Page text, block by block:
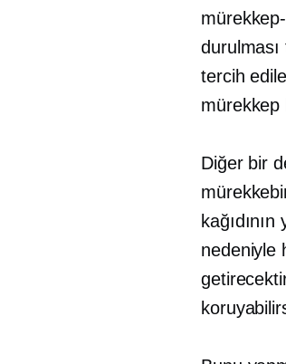
mürekkep-
tercih
mürekkep
Diğer bir
nedeniyle